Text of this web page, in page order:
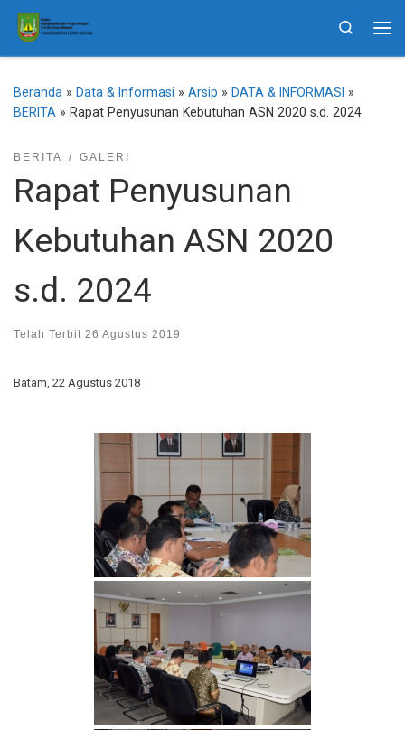
Skip to content
Search
Beranda » Data & Informasi » Arsip » DATA & INFORMASI »
BERITA » Rapat Penyusunan Kebutuhan ASN 2020 s.d. 2024
BERITA GALERI
Rapat Penyusunan
Kebutuhan ASN 2020
s.d. 2024
Telah Terbit 26 Agustus 2019
Batam, 22 Agustus 2018